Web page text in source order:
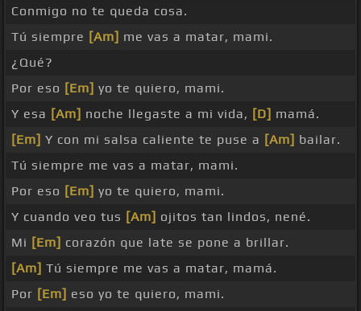
Conmigo no te queda cosa.
Tú siempre [Am] me vas a matar, mami.
¿Qué?
Por eso [Em] yo te quiero, mami.
Y esa [Am] noche llegaste a mi vida, [D] mamá.
[Em] Y con mi salsa caliente te puse a [Am] bailar.
Tú siempre me vas a matar, mami.
Por eso [Em] yo te quiero, mami.
Y cuando veo tus [Am] ojitos tan lindos, nené.
Mi [Em] corazón que late se pone a brillar.
[Am] Tú siempre me vas a matar, mamá.
Por [Em] eso yo te quiero, mami.